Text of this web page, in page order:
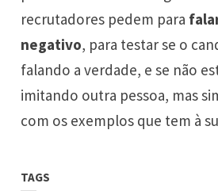
recrutadores pedem para
negativo, para testar se o
falando a verdade, e se não
imitando outra pessoa, mas
com os exemplos que tem à
TAGS